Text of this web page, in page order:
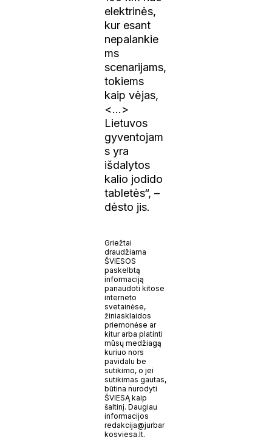
elektrinės,
kur esant
nepalankie
ms
scenarijams,
tokiems
kaip vėjas,
<…>
Lietuvos
gyventojam
s yra
išdalytos
kalio jodido
tabletės“, –
dėsto jis.
Griežtai
draudžiama
ŠVIESOS
paskelbtą
informaciją
panaudoti kitose
interneto
svetainėse,
žiniasklaidos
priemonėse ar
kitur arba platinti
mūsų medžiagą
kuriuo nors
pavidalu be
sutikimo, o jei
sutikimas gautas,
būtina nurodyti
ŠVIESĄ kaip
šaltinį. Daugiau
informacijos
redakcija@jurbar
kosviesa.lt.